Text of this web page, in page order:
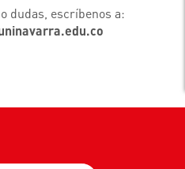
dudas, escríbenos a: